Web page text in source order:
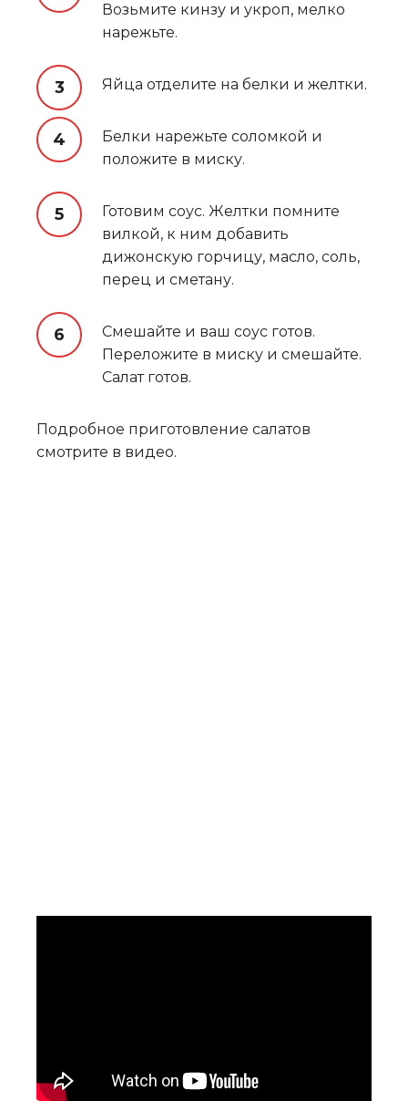
Возьмите кинзу и укроп, мелко
нарежьте.
Яйца отделите на белки и желтки.
Белки нарежьте соломкой и
положите в миску.
Готовим соус. Желтки помните
вилкой, к ним добавить
дижонскую горчицу, масло, соль,
перец и сметану.
Смешайте и ваш соус готов.
Переложите в миску и смешайте.
Салат готов.
Подробное приготовление салатов
смотрите в видео.